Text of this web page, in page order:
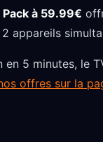
Pack à 59.99€
appareils
5 minutes, le
offres sur la